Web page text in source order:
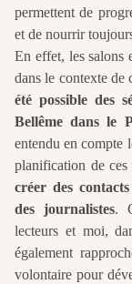
permettent de
et de nourrir
En effet, les salons
dans le contexte de
été possible des
Bellême dans le
entendu en compte
planification de
créer des
des journalistes.
lecteurs et moi,
également
volontaire pour